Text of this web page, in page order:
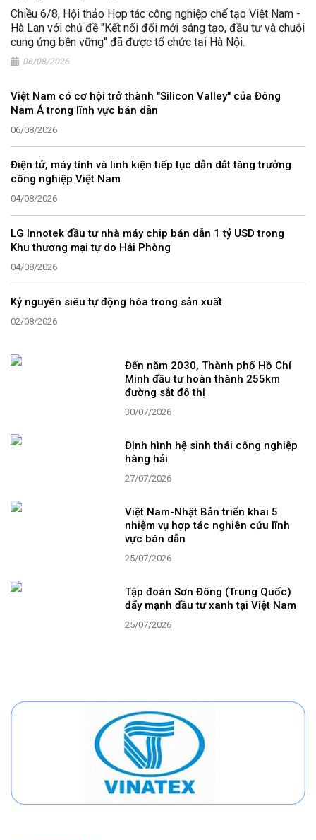
Chiều 6/8, Hội thảo Hợp tác công nghiệp chế tạo Việt Nam -
Hà Lan với chủ đề "Kết nối đổi mới sáng tạo, đầu tư và chuỗi
cung ứng bền vững" đã được tổ chức tại Hà Nội.
06/08/2026
Việt Nam có cơ hội trở thành "Silicon Valley" của Đông
Nam Á trong lĩnh vực bán dẫn
06/08/2026
Điện tử, máy tính và linh kiện tiếp tục dẫn dắt tăng trưởng
công nghiệp Việt Nam
04/08/2026
LG Innotek đầu tư nhà máy chip bán dẫn 1 tỷ USD trong
Khu thương mại tự do Hải Phòng
04/08/2026
Kỷ nguyên siêu tự động hóa trong sản xuất
02/08/2026
Đến năm 2030, Thành phố Hồ Chí
Minh đầu tư hoàn thành 255km
đường sắt đô thị
30/07/2026
Định hình hệ sinh thái công nghiệp
hàng hải
27/07/2026
Việt Nam-Nhật Bản triển khai 5
nhiệm vụ hợp tác nghiên cứu lĩnh
vực bán dẫn
25/07/2026
Tập đoàn Sơn Đông (Trung Quốc)
đẩy mạnh đầu tư xanh tại Việt Nam
25/07/2026